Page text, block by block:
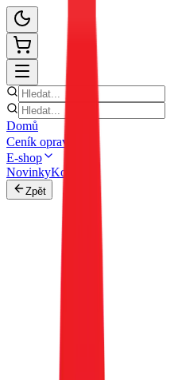
Domů
Ceník oprav
E-shop
NovinkyKontakt
Zpět